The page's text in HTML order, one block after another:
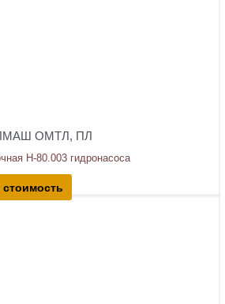
ОМТЛ, ПЛ
Н-80.003 гидронасоса